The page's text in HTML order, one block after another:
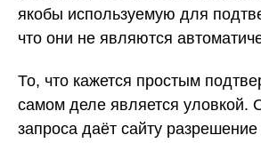
якобы используемую для
что они не являются
То, что кажется простым
самом деле является уловкой.
запроса даёт сайту разрешение